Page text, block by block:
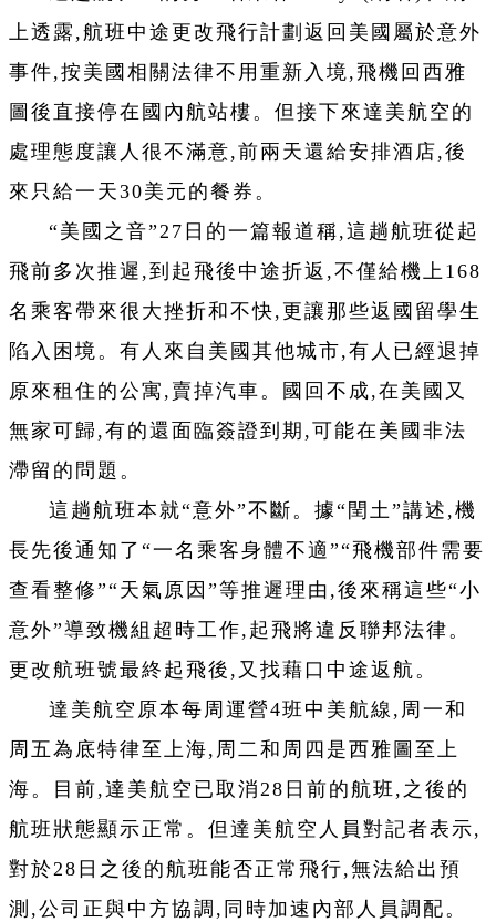
上透露,航班中途更改飛行計劃返回美國屬於意外
事件,按美國相關法律不用重新入境,飛機回西雅
圖後直接停在國內航站樓。但接下來達美航空的
處理態度讓人很不滿意,前兩天還給安排酒店,後
來只給一天30美元的餐券。
“美國之音”27日的一篇報道稱,這趟航班從起
飛前多次推遲,到起飛後中途折返,不僅給機上168
名乘客帶來很大挫折和不快,更讓那些返國留學生
陷入困境。有人來自美國其他城市,有人已經退掉
原來租住的公寓,賣掉汽車。國回不成,在美國又
無家可歸,有的還面臨簽證到期,可能在美國非法
滯留的問題。
這趟航班本就“意外”不斷。據“閏土”講述,機
長先後通知了“一名乘客身體不適”“飛機部件需要
查看整修”“天氣原因”等推遲理由,後來稱這些“小
意外”導致機組超時工作,起飛將違反聯邦法律。
更改航班號最終起飛後,又找藉口中途返航。
達美航空原本每周運營4班中美航線,周一和
周五為底特律至上海,周二和周四是西雅圖至上
海。目前,達美航空已取消28日前的航班,之後的
航班狀態顯示正常。但達美航空人員對記者表示,
對於28日之後的航班能否正常飛行,無法給出預
測,公司正與中方協調,同時加速內部人員調配。